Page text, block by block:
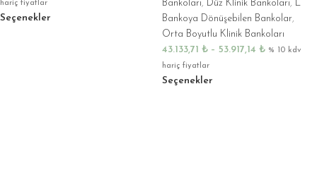
hariç fiyatlar
Seçenekler
Bankoları, Düz Klinik Bankoları, L
Bankoya Dönüşebilen Bankolar,
Orta Boyutlu Klinik Bankoları
43.133,71 ₺ – 53.917,14 ₺ % 10 kdv
hariç fiyatlar
Seçenekler